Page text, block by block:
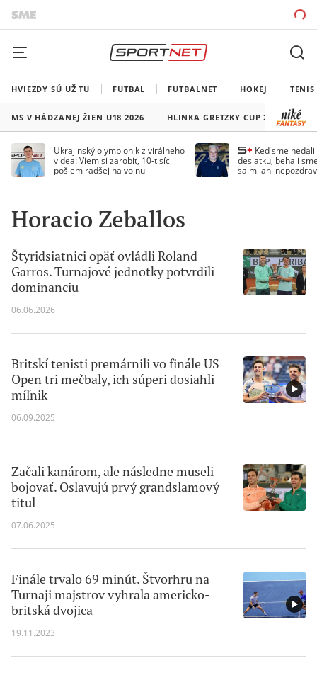
HVIEZDY SÚ UŽ TU FUTBAL FUTBALNET HOKEJ TENIS
MS V HÁDZANEJ ŽIEN U18 2026 HLINKA GRETZKY CUP 2026
Ukrajinský olympionik z virálneho
videa: Viem si zarobiť, 10-tisíc
pošlem radšej na vojnu
Keď sme
desiatku, behali
sa mi ani
Horacio Zeballos
Štyridsiatnici opäť ovládli Roland
Garros. Turnajové jednotky potvrdili
dominanciu
06.06.2026
Britskí tenisti premárnili vo finále US
Open tri mečbaly, ich súperi dosiahli
míľnik
06.09.2025
Začali kanárom, ale následne museli
bojovať. Oslavujú prvý grandslamový
titul
07.06.2025
Finále trvalo 69 minút. Štvorhru na
Turnaji majstrov vyhrala americko-
britská dvojica
19.11.2023